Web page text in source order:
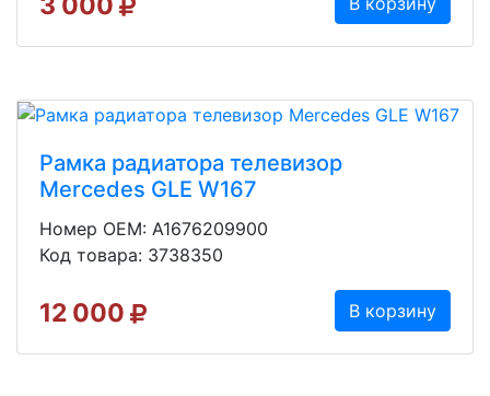
Рамка радиатора телевизор
Mercedes GLE W167
Номер OEM: A1676209900
Код товара: 3738350
12 000 В корзину